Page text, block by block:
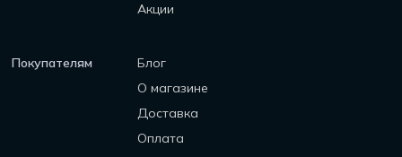
Акции
Покупателям
Блог
О магазине
Доставка
Оплата